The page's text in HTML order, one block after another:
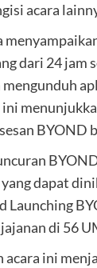
acara
dari 24 jam
BYOND
dapat
Launching
di 56
acara ini